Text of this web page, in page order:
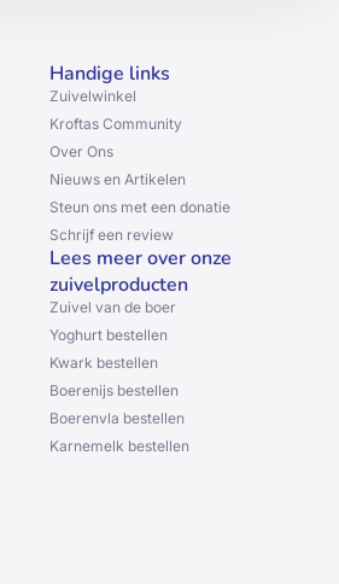
Handige links
Zuivelwinkel
Kroftas Community
Over Ons
Nieuws en Artikelen
Steun ons met een donatie
Schrijf een review
Lees meer over onze
zuivelproducten
Zuivel van de boer
Yoghurt bestellen
Kwark bestellen
Boerenijs bestellen
Boerenvla bestellen
Karnemelk bestellen